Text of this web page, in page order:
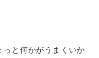
と何かがうまくいか